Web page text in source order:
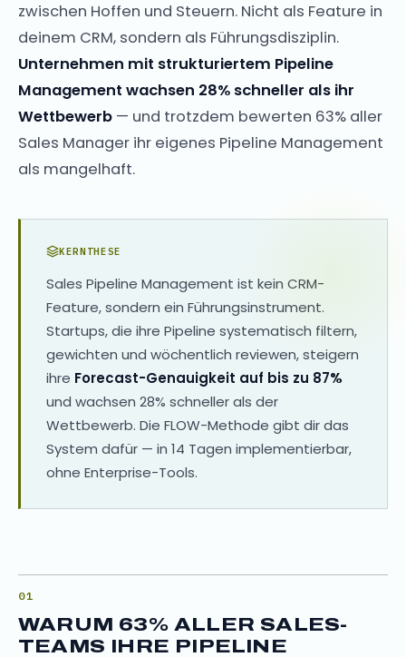
zwischen Hoffen und Steuern. Nicht als Feature in
deinem CRM, sondern als Führungsdisziplin.
Unternehmen mit strukturiertem Pipeline
Management wachsen 28% schneller als ihr
Wettbewerb — und trotzdem bewerten 63% aller
Sales Manager ihr eigenes Pipeline Management
als mangelhaft.
KERNTHESE
Sales Pipeline Management ist kein CRM-
Feature, sondern ein Führungsinstrument.
Startups, die ihre Pipeline systematisch filtern,
gewichten und wöchentlich reviewen, steigern
ihre Forecast-Genauigkeit auf bis zu 87%
und wachsen 28% schneller als der
Wettbewerb. Die FLOW-Methode gibt dir das
System dafür — in 14 Tagen implementierbar,
ohne Enterprise-Tools.
WARUM 63% ALLER SALES-
TEAMS IHRE PIPELINE